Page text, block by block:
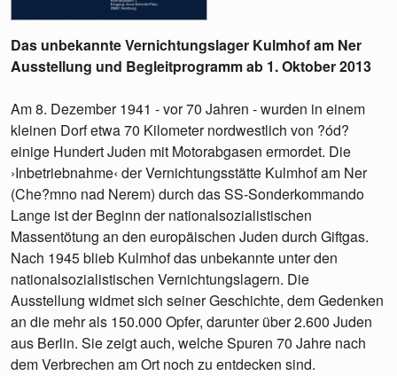
Das unbekannte Vernichtungslager Kulmhof am Ner
Ausstellung und Begleitprogramm ab 1. Oktober 2013
Am 8. Dezember 1941 - vor 70 Jahren - wurden in einem
kleinen Dorf etwa 70 Kilometer nordwestlich von ?ód?
einige Hundert Juden mit Motorabgasen ermordet. Die
›Inbetriebnahme‹ der Vernichtungsstätte Kulmhof am Ner
(Che?mno nad Nerem) durch das SS-Sonderkommando
Lange ist der Beginn der nationalsozialistischen
Massentötung an den europäischen Juden durch Giftgas.
Nach 1945 blieb Kulmhof das unbekannte unter den
nationalsozialistischen Vernichtungslagern. Die
Ausstellung widmet sich seiner Geschichte, dem Gedenken
an die mehr als 150.000 Opfer, darunter über 2.600 Juden
aus Berlin. Sie zeigt auch, welche Spuren 70 Jahre nach
dem Verbrechen am Ort noch zu entdecken sind.